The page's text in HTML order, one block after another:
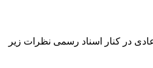
در کنار اسناد رسمی نظرات زیر